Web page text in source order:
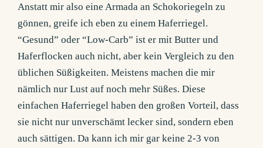
Anstatt mir also eine Armada an Schokoriegeln zu
gönnen, greife ich eben zu einem Haferriegel.
“Gesund” oder “Low-Carb” ist er mit Butter und
Haferflocken auch nicht, aber kein Vergleich zu den
üblichen Süßigkeiten. Meistens machen die mir
nämlich nur Lust auf noch mehr Süßes. Diese
einfachen Haferriegel haben den großen Vorteil, dass
sie nicht nur unverschämt lecker sind, sondern eben
auch sättigen. Da kann ich mir gar keine 2-3 von